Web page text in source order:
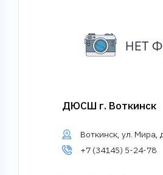
ДЮСШ г. Воткинск
Воткинск, ул. Мира,
+7 (34145) 5-24-78